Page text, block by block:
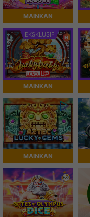
MAINKAN
EKSKLUSIF
MAINKAN
MAINKAN